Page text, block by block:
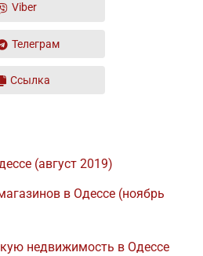
Viber
Телеграм
Ссылка
(август 2019)
в Одессе (ноябрь
недвижимость в Одессе